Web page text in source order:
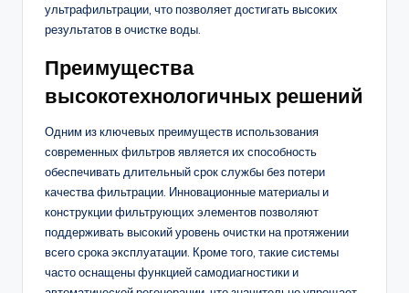
ультрафильтрации, что позволяет достигать высоких
результатов в очистке воды.
Преимущества
высокотехнологичных решений
Одним из ключевых преимуществ использования
современных фильтров является их способность
обеспечивать длительный срок службы без потери
качества фильтрации. Инновационные материалы и
конструкции фильтрующих элементов позволяют
поддерживать высокий уровень очистки на протяжении
всего срока эксплуатации. Кроме того, такие системы
часто оснащены функцией самодиагностики и